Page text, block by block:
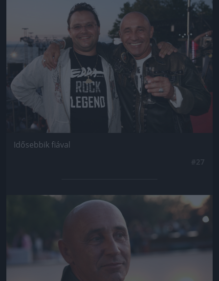
Jön még kép!
Idősebbik fiával
Jön még kép!